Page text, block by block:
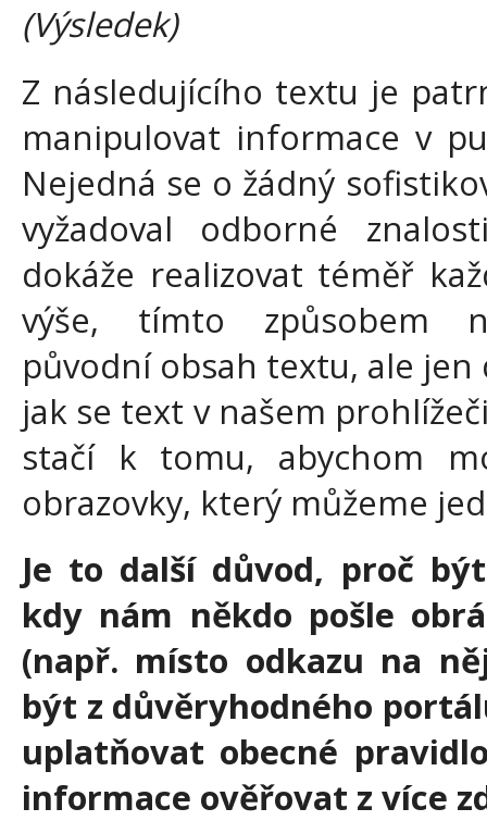
(Výsledek)
Z následujícího textu je
manipulovat informace v
Nejedná se o žádný
vyžadoval odborné
dokáže realizovat téměř
výše, tímto způsobem
původní obsah textu, ale
jak se text v našem
stačí k tomu, abychom
obrazovky, který můžeme
Je to další důvod, proč
kdy nám někdo pošle
(např. místo odkazu na
být z důvěryhodného
uplatňovat obecné
informace ověřovat z více